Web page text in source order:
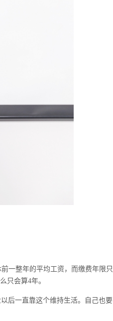
一整年的平均工资，而缴费年限只
只会算4年。
后一直靠这个维持生活。自己也要